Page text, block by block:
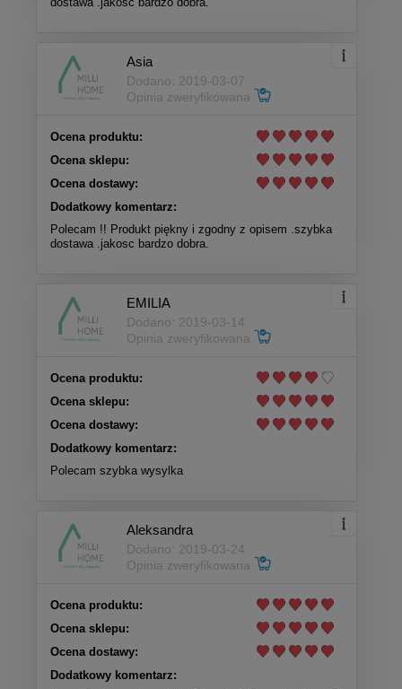
Asia
Dodano: 2019-03-07
Opinia zweryfikowana
Ocena produktu:
Ocena sklepu:
Ocena dostawy:
Dodatkowy komentarz:
Polecam !! Produkt piękny i zgodny z opisem .szybka
dostawa .jakosc bardzo dobra.
EMILIA
Dodano: 2019-03-14
Opinia zweryfikowana
Ocena produktu:
Ocena sklepu:
Ocena dostawy:
Dodatkowy komentarz:
Polecam szybka wysylka
Aleksandra
Dodano: 2019-03-24
Opinia zweryfikowana
Ocena produktu:
Ocena sklepu:
Ocena dostawy:
Dodatkowy komentarz: